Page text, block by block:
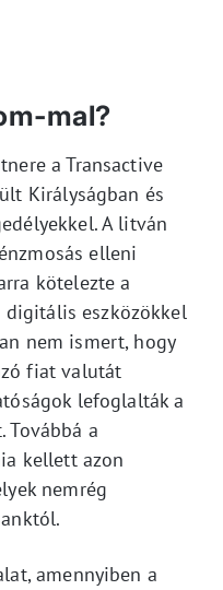
mal?
a Transactive
Királyságban és
A litván
elleni
kötelezte a
eszközökkel
nem ismert, hogy
fiat valutát
lefoglalták a
Továbbá a
kellett azon
nemrég
amennyiben a